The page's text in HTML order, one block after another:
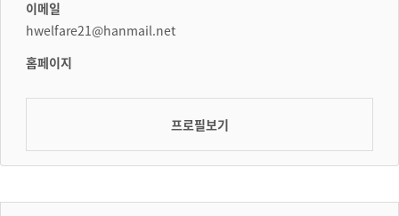
이메일
hwelfare21@hanmail.net
홈페이지
프로필보기